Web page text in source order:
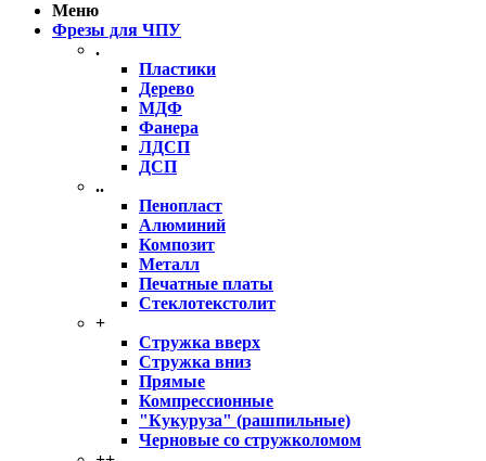
Меню
Фрезы для ЧПУ
.
Пластики
Дерево
МДФ
Фанера
ЛДСП
ДСП
..
Пенопласт
Алюминий
Композит
Металл
Печатные платы
Стеклотекстолит
+
Стружка вверх
Стружка вниз
Прямые
Компрессионные
"Кукуруза" (рашпильные)
Черновые со стружколомом